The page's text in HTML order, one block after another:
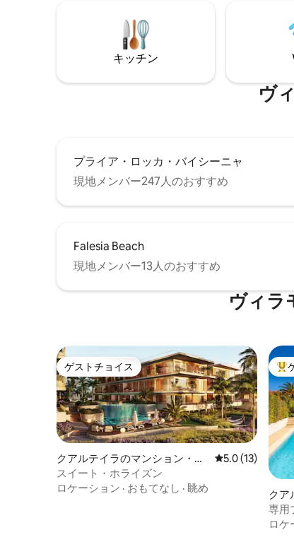
ス
ベ
つ
キッチン
ヴ
プライア・ロッカ・バイシーニャ
現地メンバー247人のおすすめ
Falesia Beach
現地メンバー13人のおすすめ
ヴィラ
ゲストチョイス
ゲストチョイス
クアルテイラのマンション・ア
パート
レビュー13件、
5.0 (13)
スイート・ホライズン
ロケーション · おもてなし · 眺め
大
クア
専用
フヴ
ロケ